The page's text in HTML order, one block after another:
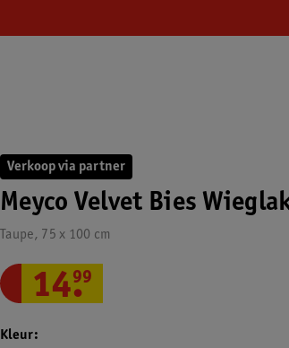
Verkoop via partner
Meyco Velvet Bies
Taupe, 75 x 100 cm
14.
99
Kleur